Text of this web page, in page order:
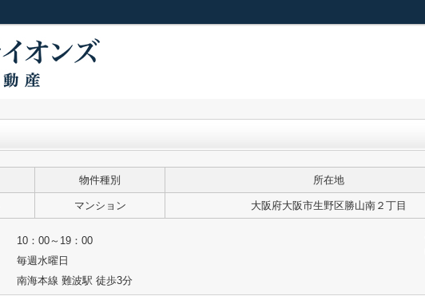
物件種別 所在地
マンション 大阪府大阪市生野区勝山南２丁目
10：00～19：00
毎週水曜日
南海本線 難波駅 徒歩3分